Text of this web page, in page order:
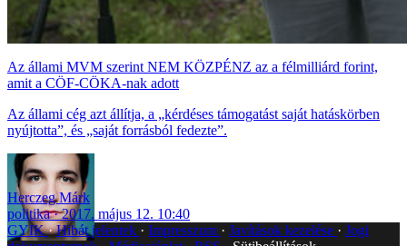
Az állami MVM szerint NEM KÖZPÉNZ az a félmilliárd forint,
amit a CÖF-CÖKA-nak adott
Az állami cég azt állítja, a „kérdéses támogatást saját hatáskörben
nyújtotta”, és „saját forrásból fedezte”.
Herczeg Márk
politika
2017. május 12. 10:40
GYIK Hibát jelentek Impresszum Javítások kezelése
Jogi